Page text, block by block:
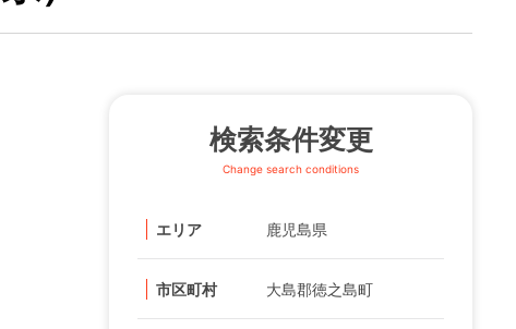
検索条件変更
Change search conditions
エリア 鹿児島県
市区町村 大島郡徳之島町